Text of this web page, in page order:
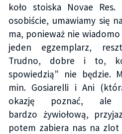
koło stoiska Novae
osobiście, umawiamy się
ma, ponieważ nie
jeden egzemplarz,
Trudno, dobre i to,
spowiedzią” nie będzie.
min. Gosiarelli i Ani
okazję poznać,
bardzo żywiołową,
potem zabiera nas na